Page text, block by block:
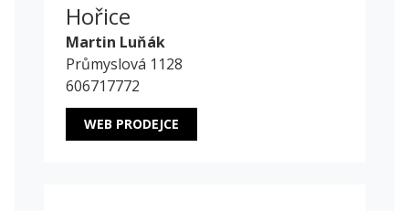
Hořice
Martin Luňák
Průmyslová 1128
606717772
WEB PRODEJCE